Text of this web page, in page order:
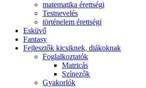
matematika érettségi
Testnevelés
történelem érettségi
Esküvő
Fantasy
Fejlesztők kicsiknek, diákoknak
Foglalkoztatók
Matricás
Színezők
Gyakorlók